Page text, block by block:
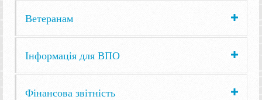
Ветеранам
Інформація для ВПО
Фінансова звітність